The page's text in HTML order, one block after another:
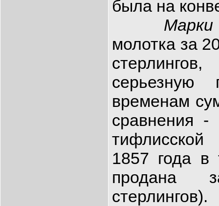
была на
Марки
молотка за
стерлингов,
серьезную
временам
сравнения -
1857 года
продана
стерлингов).